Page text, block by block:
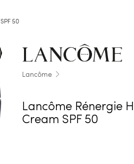
50
Lancôme
Lancôme Rénergie
Cream SPF 50